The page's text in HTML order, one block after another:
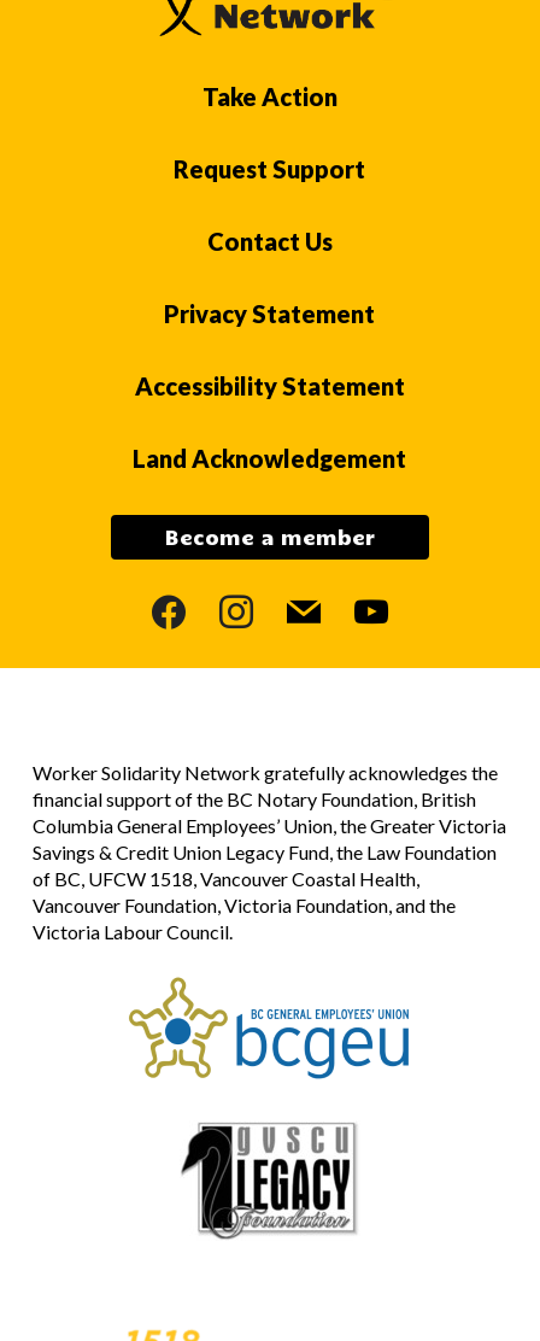
Take Action
Request Support
Contact Us
Privacy Statement
Accessibility Statement
Land Acknowledgement
Become a member
facebookinstagram
mail youtube
Worker Solidarity Network gratefully acknowledges the
financial support of the BC Notary Foundation, British
Columbia General Employees’ Union, the Greater Victoria
Savings & Credit Union Legacy Fund, the Law Foundation
of BC, UFCW 1518, Vancouver Coastal Health,
Vancouver Foundation, Victoria Foundation, and the
Victoria Labour Council.